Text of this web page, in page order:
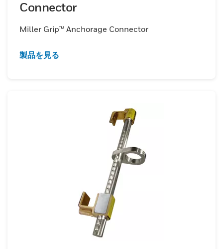
Connector
Miller Grip™ Anchorage Connector
製品を見る